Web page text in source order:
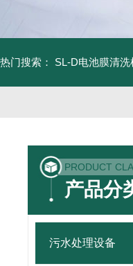
热门搜索： SL-D电池膜清洗
PRODUCT
产品分
污水处理设备